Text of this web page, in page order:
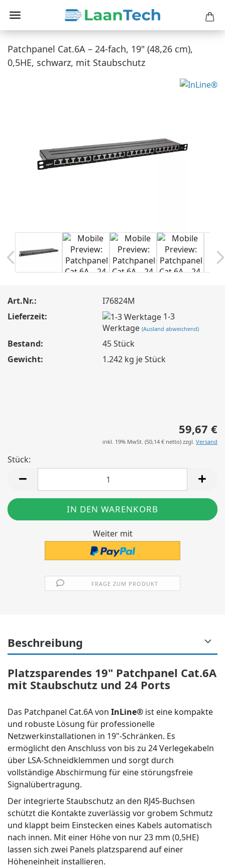
Patchpanel Cat.6A – 24-fach, 19" (48,26 cm),
0,5HE, schwarz, mit Staubschutz
Art.Nr.:
I76824M
Lieferzeit:
1-3
Werktage(Ausland abweichend)
Bestand: 45Stück
Gewicht:
1.242 kg je Stück
59,67 €
inkl. 19% MwSt. (50,14 € netto) zzgl. Versand
Stück:
Weiter mit
FRAGE ZUM PRODUKT
Beschreibung
Platzsparendes 19" Patchpanel Cat.6A
mit Staubschutz und 24 Ports
Das Patchpanel Cat.6A von InLine® ist eine kompakte
und robuste Lösung für professionelle
Netzwerkinstallationen in 19"-Schränken. Es
ermöglicht den Anschluss von bis zu 24 Verlegekabeln
über LSA-Schneidklemmen und sorgt durch
vollständige Abschirmung für eine störungsfreie
Signalübertragung.
Der integrierte Staubschutz an den RJ45-Buchsen
schützt die Kontakte zuverlässig vor grobem Schmutz
und klappt beim Einstecken eines Kabels automatisch
nach innen. Mit einer Höhe von nur 23 mm (0,5HE)
lassen sich zwei Panels platzsparend auf einer
Höheneinheit installieren.